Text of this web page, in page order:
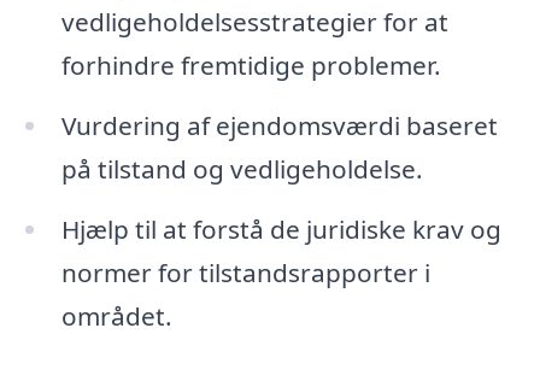
vedligeholdelsesstrategier for at
forhindre fremtidige problemer.
Vurdering af ejendomsværdi baseret
på tilstand og vedligeholdelse.
Hjælp til at forstå de juridiske krav og
normer for tilstandsrapporter i
området.